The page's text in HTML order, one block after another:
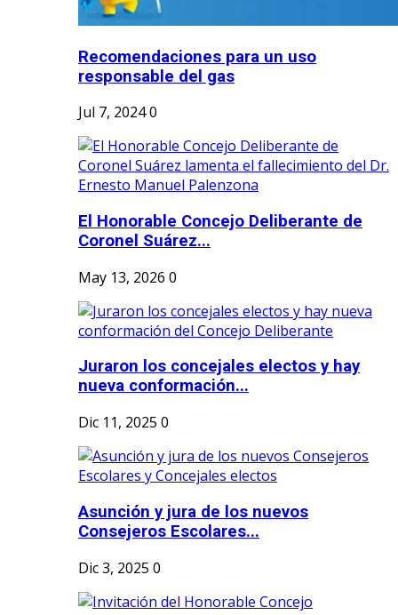
Recomendaciones para un uso
responsable del gas
Jul 7, 20240
El Honorable Concejo Deliberante de
Coronel Suárez...
May 13, 2026 0
Juraron los concejales electos y hay
nueva conformación...
Dic 11, 2025 0
Asunción y jura de los nuevos
Consejeros Escolares...
Dic 3, 2025 0